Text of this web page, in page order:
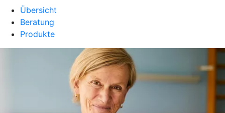
Übersicht
Beratung
Produkte